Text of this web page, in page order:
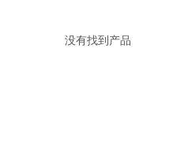
没有找到产品